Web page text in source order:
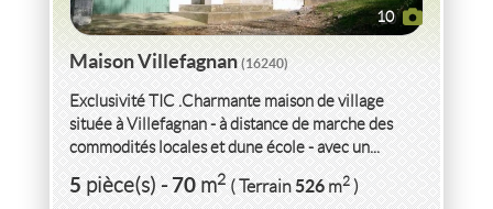
10
Maison Villefagnan(16240)
Exclusivité TIC .Charmante maison de village
située à Villefagnan - à distance de marche des
commodités locales et dune école - avec un...
5pièce(s)-70m2 ( Terrain526m2)
VENTEMAISON VILLEFAGNAN(16240)